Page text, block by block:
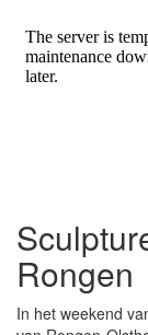
Rongen
In het weekend